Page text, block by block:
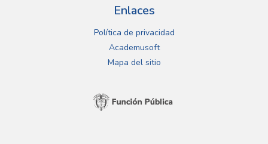
Enlaces
Política de privacidad
Academusoft
Mapa del sitio